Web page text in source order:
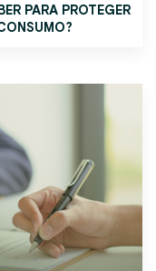
PARA PROTEGER